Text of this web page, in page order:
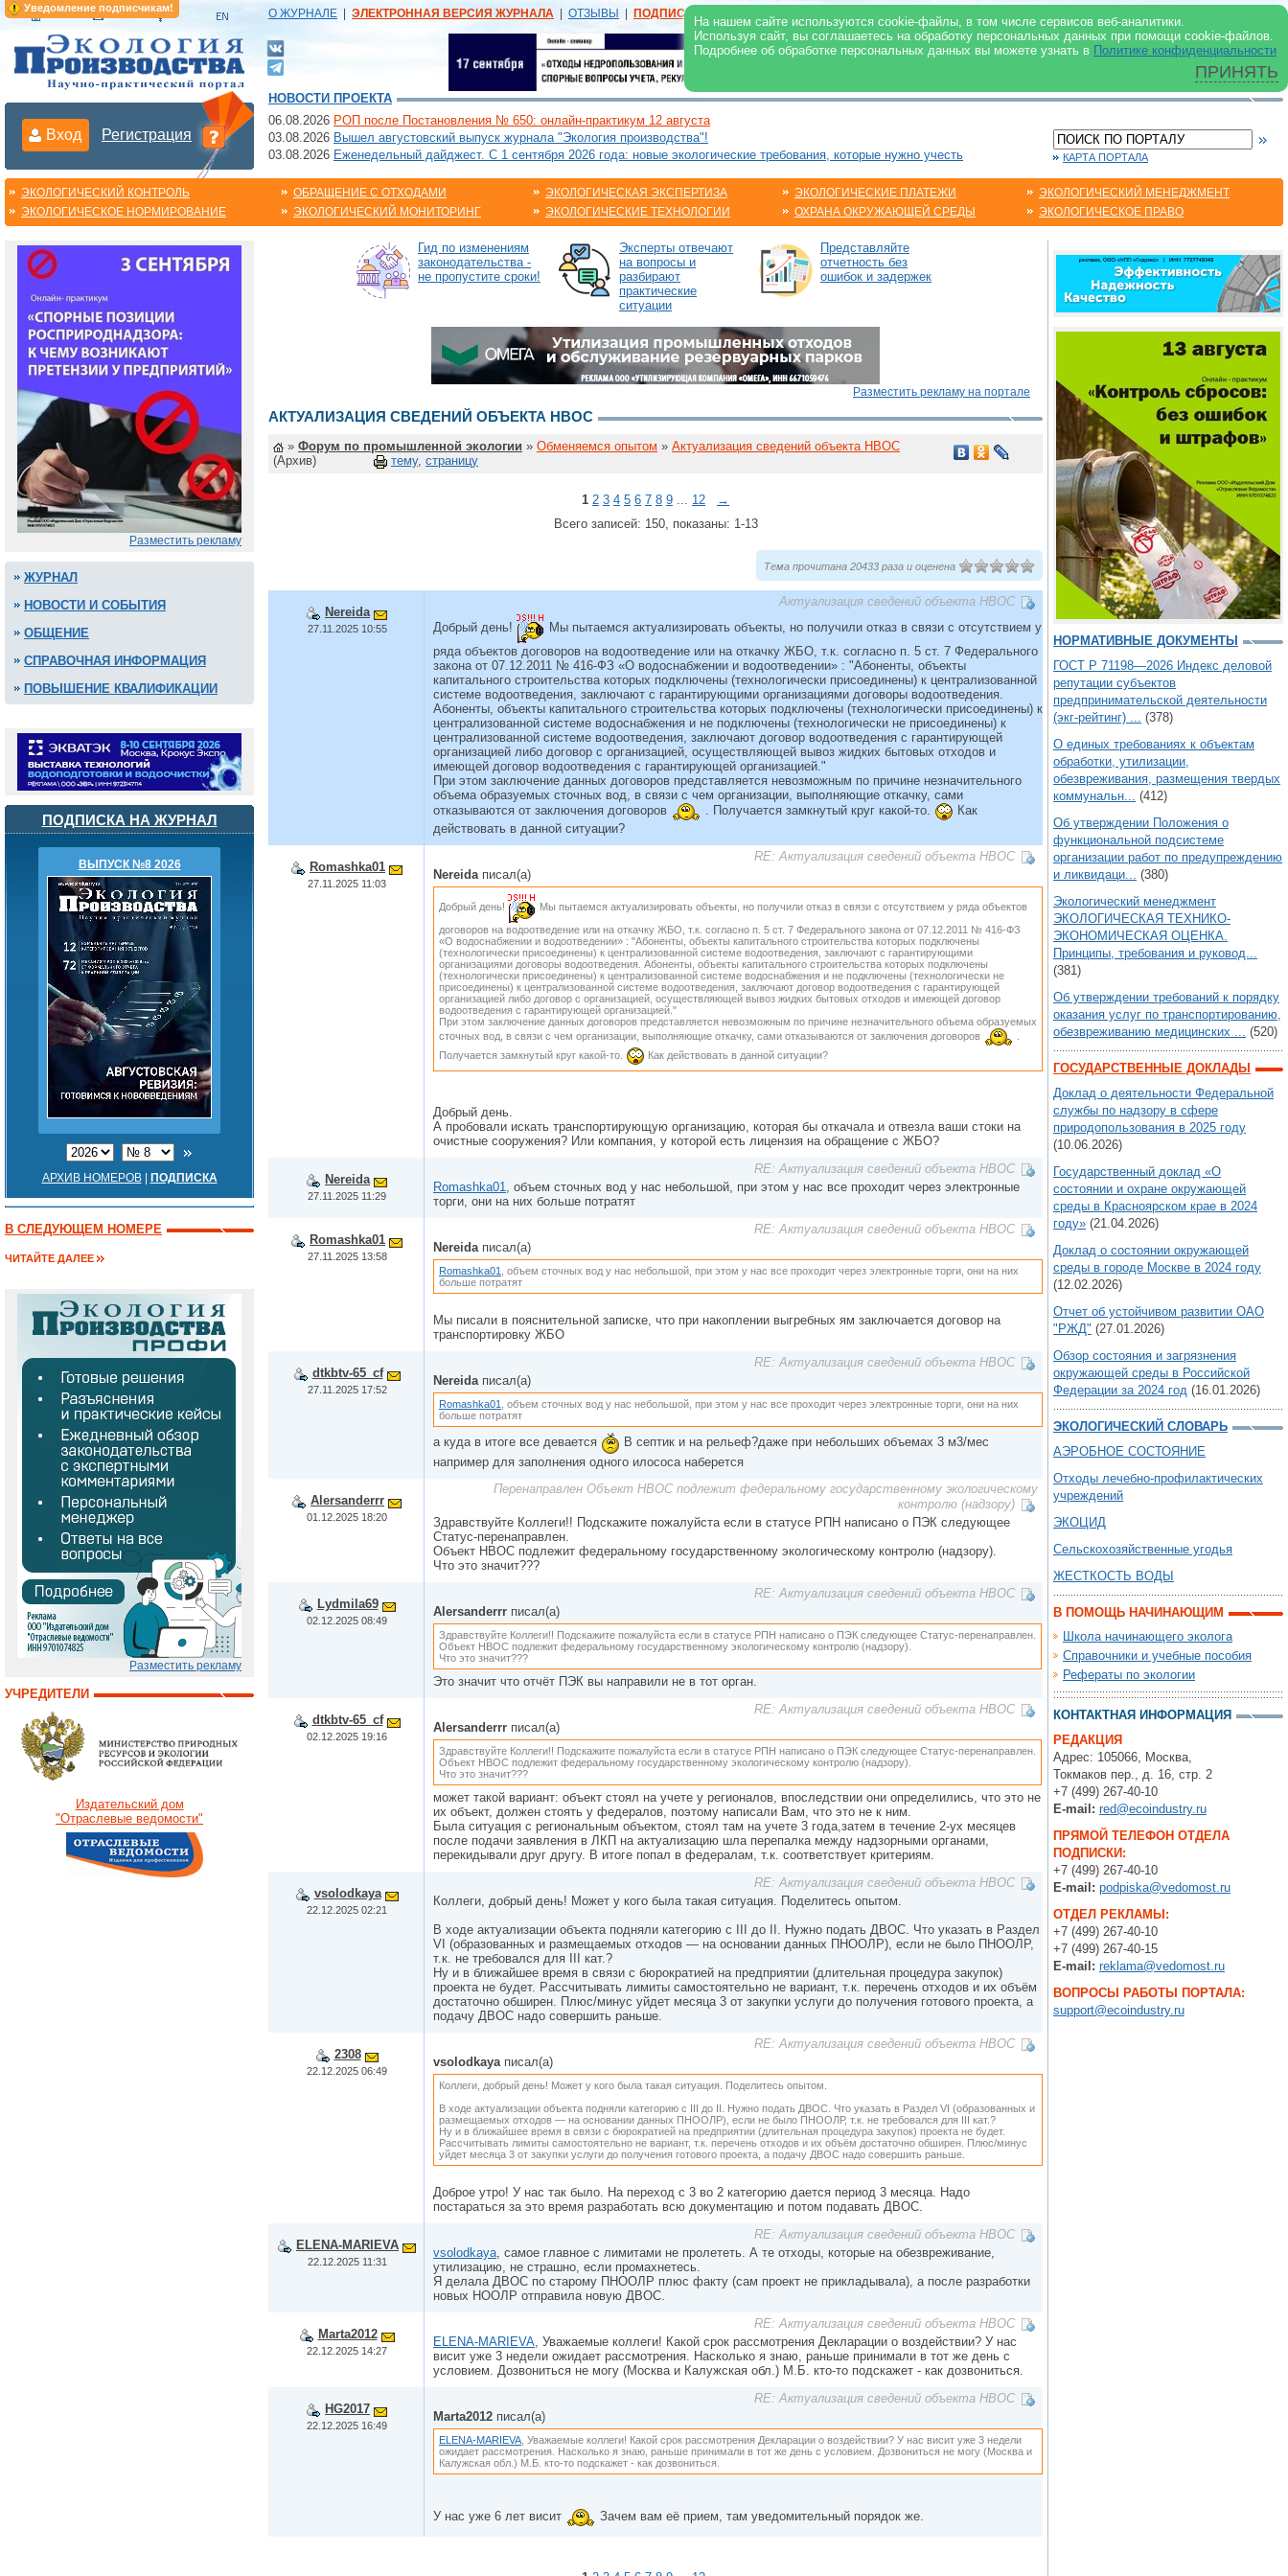
Уведомление подписчикам!
На нашем сайте используются cookie-файлы, в том числе сервисов веб-аналитики.
Используя сайт, вы соглашаетесь на обработку персональных данных при помощи cookie-файлов.
Подробнее об обработке персональных данных вы можете узнать в Политике конфиденциальности
ПРИНЯТЬ
О ЖУРНАЛЕ ЭЛЕКТРОННАЯ ВЕРСИЯ ЖУРНАЛА ОТЗЫВЫ ПОДПИСКА | В ЖУРНАЛЕ В ИНТЕРНЕТ
Вход Регистрация
НОВОСТИ ПРОЕКТА
06.08.2026 РОП после Постановления № 650: онлайн-практикум 12 августа
03.08.2026 Вышел августовский выпуск журнала "Экология производства"!
03.08.2026 Еженедельный дайджест. С 1 сентября 2026 года: новые экологические требования, которые нужно учесть КАРТА ПОРТАЛА
ЭКОЛОГИЧЕСКИЙ КОНТРОЛЬ
ЭКОЛОГИЧЕСКОЕ НОРМИРОВАНИЕ
ОБРАЩЕНИЕ С ОТХОДАМИ
ЭКОЛОГИЧЕСКИЙ МОНИТОРИНГ
ЭКОЛОГИЧЕСКАЯ ЭКСПЕРТИЗА
ЭКОЛОГИЧЕСКИЕ ТЕХНОЛОГИИ
ЭКОЛОГИЧЕСКИЕ ПЛАТЕЖИ
ОХРАНА ОКРУЖАЮЩЕЙ СРЕДЫ
ЭКОЛОГИЧЕСКИЙ МЕНЕДЖМЕНТ
ЭКОЛОГИЧЕСКОЕ ПРАВО
Разместить рекламу
ЖУРНАЛ
НОВОСТИ И СОБЫТИЯ
ОБЩЕНИЕ
СПРАВОЧНАЯ ИНФОРМАЦИЯ
ПОВЫШЕНИЕ КВАЛИФИКАЦИИ
ПОДПИСКА НА ЖУРНАЛ
ВЫПУСК №8 2026
АРХИВ НОМЕРОВ| ПОДПИСКА
В СЛЕДУЮЩЕМ НОМЕРЕ
ЧИТАЙТЕ ДАЛЕЕ
Разместить рекламу
УЧРЕДИТЕЛИ
Издательский дом
"Отраслевые ведомости"
Гид по изменениям
законодательства -
не пропустите сроки!
Эксперты отвечают
на вопросы и
разбирают
практические
ситуации
Представляйте
отчетность без
ошибок и задержек
Разместить рекламу на портале
АКТУАЛИЗАЦИЯ СВЕДЕНИЙ ОБЪЕКТА НВОС
» Форум по промышленной экологии » Обменяемся опытом » Актуализация сведений объекта НВОС
(Архив)
тему, страницу
1 2 3 4 5 6 7 8 9 ... 12
→
Всего записей: 150, показаны: 1-13
Тема прочитана 20433 раза и оценена
Nereida
27.11.2025 10:55
Актуализация сведений объекта НВОС
Добрый день!
Мы пытаемся актуализировать объекты, но получили отказ в связи с отсутствием у
ряда объектов договоров на водоотведение или на откачку ЖБО, т.к. согласно п. 5 ст. 7 Федерального
закона от 07.12.2011 № 416-ФЗ «О водоснабжении и водоотведении» : "Абоненты, объекты
капитального строительства которых подключены (технологически присоединены) к централизованной
системе водоотведения, заключают с гарантирующими организациями договоры водоотведения.
Абоненты, объекты капитального строительства которых подключены (технологически присоединены) к
централизованной системе водоснабжения и не подключены (технологически не присоединены) к
централизованной системе водоотведения, заключают договор водоотведения с гарантирующей
организацией либо договор с организацией, осуществляющей вывоз жидких бытовых отходов и
имеющей договор водоотведения с гарантирующей организацией."
При этом заключение данных договоров представляется невозможным по причине незначительного
объема образуемых сточных вод, в связи с чем организации, выполняющие откачку, сами
отказываются от заключения договоров
. Получается замкнутый круг какой-то.
Как
действовать в данной ситуации?
Romashka01
27.11.2025 11:03
RE: Актуализация сведений объекта НВОС
Nereidaписал(а)
Добрый день!
Мы пытаемся актуализировать объекты, но получили отказ в связи с отсутствием у ряда объектов
договоров на водоотведение или на откачку ЖБО, т.к. согласно п. 5 ст. 7 Федерального закона от 07.12.2011 № 416-ФЗ
«О водоснабжении и водоотведении» : "Абоненты, объекты капитального строительства которых подключены
(технологически присоединены) к централизованной системе водоотведения, заключают с гарантирующими
организациями договоры водоотведения. Абоненты, объекты капитального строительства которых подключены
(технологически присоединены) к централизованной системе водоснабжения и не подключены (технологически не
присоединены) к централизованной системе водоотведения, заключают договор водоотведения с гарантирующей
организацией либо договор с организацией, осуществляющей вывоз жидких бытовых отходов и имеющей договор
водоотведения с гарантирующей организацией."
При этом заключение данных договоров представляется невозможным по причине незначительного объема образуемых
сточных вод, в связи с чем организации, выполняющие откачку, сами отказываются от заключения договоров
Получается замкнутый круг какой-то.
Как действовать в данной ситуации?
Добрый день.
А пробовали искать транспортирующую организацию, которая бы откачала и отвезла ваши стоки на
очистные сооружения? Или компания, у которой есть лицензия на обращение с ЖБО?
Nereida
27.11.2025 11:29
RE: Актуализация сведений объекта НВОС
Romashka01, объем сточных вод у нас небольшой, при этом у нас все проходит через электронные
торги, они на них больше потратят
Romashka01
27.11.2025 13:58
RE: Актуализация сведений объекта НВОС
Nereidaписал(а)
Romashka01
, объем сточных вод у нас небольшой, при этом у нас все проходит через электронные торги, они на них
больше потратят
Мы писали в пояснительной записке, что при накоплении выгребных ям заключается договор на
транспортировку ЖБО
dtkbtv-65_cf
27.11.2025 17:52
RE: Актуализация сведений объекта НВОС
Nereidaписал(а)
Romashka01
, объем сточных вод у нас небольшой, при этом у нас все проходит через электронные торги, они на них
больше потратят
а куда в итоге все девается
В септик и на рельеф?даже при небольших объемах 3 м3/мес
например для заполнения одного илососа наберется
Alersanderrr
01.12.2025 18:20
Перенаправлен Объект НВОС подлежит федеральному государственному экологическому
контролю (надзору)
Здравствуйте Коллеги!! Подскажите пожалуйста если в статусе РПН написано о ПЭК следующее
Статус-перенаправлен.
Объект НВОС подлежит федеральному государственному экологическому контролю (надзору).
Что это значит???
Lydmila69
02.12.2025 08:49
RE: Актуализация сведений объекта НВОС
Alersanderrr писал(а)
Здравствуйте Коллеги!! Подскажите пожалуйста если в статусе РПН написано о ПЭК следующее Статус-перенаправлен.
Объект НВОС подлежит федеральному государственному экологическому контролю (надзору).
Что это значит???
Это значит что отчёт ПЭК вы направили не в тот орган.
dtkbtv-65_cf
02.12.2025 19:16
RE: Актуализация сведений объекта НВОС
Alersanderrr писал(а)
Здравствуйте Коллеги!! Подскажите пожалуйста если в статусе РПН написано о ПЭК следующее Статус-перенаправлен.
Объект НВОС подлежит федеральному государственному экологическому контролю (надзору).
Что это значит???
может такой вариант: объект стоял на учете у регионалов, впоследствии они определились, что это не
их объект, должен стоять у федералов, поэтому написали Вам, что это не к ним.
Была ситуация с региональным объектом, стоял там на учете 3 года,затем в течение 2-ух месяцев
после подачи заявления в ЛКП на актуализацию шла перепалка между надзорными органами,
перекидывали друг другу. В итоге попал в федералам, т.к. соответствует критериям.
vsolodkaya
22.12.2025 02:21
RE: Актуализация сведений объекта НВОС
Коллеги, добрый день! Может у кого была такая ситуация. Поделитесь опытом.
В ходе актуализации объекта подняли категорию с III до II. Нужно подать ДВОС. Что указать в Раздел
VI (образованных и размещаемых отходов — на основании данных ПНООЛР), если не было ПНООЛР,
т.к. не требовался для III кат.?
Ну и в ближайшее время в связи с бюрократией на предприятии (длительная процедура закупок)
проекта не будет. Рассчитывать лимиты самостоятельно не вариант, т.к. перечень отходов и их объём
достаточно обширен. Плюс/минус уйдет месяца 3 от закупки услуги до получения готового проекта, а
подачу ДВОС надо совершить раньше.
2308
22.12.2025 06:49
RE: Актуализация сведений объекта НВОС
vsolodkayaписал(а)
Коллеги, добрый день! Может у кого была такая ситуация. Поделитесь опытом.
В ходе актуализации объекта подняли категорию с III до II. Нужно подать ДВОС. Что указать в Раздел VI (образованных и
размещаемых отходов — на основании данных ПНООЛР), если не было ПНООЛР, т.к. не требовался для III кат.?
Ну и в ближайшее время в связи с бюрократией на предприятии (длительная процедура закупок) проекта не будет.
Рассчитывать лимиты самостоятельно не вариант, т.к. перечень отходов и их объём достаточно обширен. Плюс/минус
уйдет месяца 3 от закупки услуги до получения готового проекта, а подачу ДВОС надо совершить раньше.
Доброе утро! У нас так было. На переход с 3 во 2 категорию дается период 3 месяца. Надо
постараться за это время разработать всю документацию и потом подавать ДВОС.
ELENA-MARIEVA
22.12.2025 11:31
RE: Актуализация сведений объекта НВОС
vsolodkaya, самое главное с лимитами не пролететь. А те отходы, которые на обезвреживание,
утилизацию, не страшно, если промахнетесь.
Я делала ДВОС по старому ПНООЛР плюс факту (сам проект не прикладывала), а после разработки
новых НООЛР отправила новую ДВОС.
Marta2012
22.12.2025 14:27
RE: Актуализация сведений объекта НВОС
ELENA-MARIEVA, Уважаемые коллеги! Какой срок рассмотрения Декларации о воздействии? У нас
висит уже 3 недели ожидает рассмотрения. Насколько я знаю, раньше принимали в тот же день с
условием. Дозвониться не могу (Москва и Калужская обл.) М.Б. кто-то подскажет - как дозвониться.
HG2017
22.12.2025 16:49
RE: Актуализация сведений объекта НВОС
Marta2012 писал(а)
ELENA-MARIEVA , Уважаемые коллеги! Какой срок рассмотрения Декларации о воздействии? У нас висит уже 3 недели
ожидает рассмотрения. Насколько я знаю, раньше принимали в тот же день с условием. Дозвониться не могу (Москва и
Калужская обл.) М.Б. кто-то подскажет - как дозвониться.
У нас уже 6 лет висит Зачем вам её прием, там уведомительный порядок же.
НОРМАТИВНЫЕ ДОКУМЕНТЫ
ГОСТ Р 71198—2026 Индекс деловой
репутации субъектов
предпринимательской деятельности
(экг-рейтинг) ... (378)
О единых требованиях к объектам
обработки, утилизации,
обезвреживания, размещения твердых
коммунальн... (412)
Об утверждении Положения о
функциональной подсистеме
организации работ по предупреждению
и ликвидаци... (380)
Экологический менеджмент
ЭКОЛОГИЧЕСКАЯ ТЕХНИКО-
ЭКОНОМИЧЕСКАЯ ОЦЕНКА.
Принципы, требования и руковод...
(381)
Об утверждении требований к порядку
оказания услуг по транспортированию,
обезвреживанию медицинских ... (520)
ГОСУДАРСТВЕННЫЕ ДОКЛАДЫ
Доклад о деятельности Федеральной
службы по надзору в сфере
природопользования в 2025 году
(10.06.2026)
Государственный доклад «О
состоянии и охране окружающей
среды в Красноярском крае в 2024
году» (21.04.2026)
Доклад о состоянии окружающей
среды в городе Москве в 2024 году
(12.02.2026)
Отчет об устойчивом развитии ОАО
"РЖД" (27.01.2026)
Обзор состояния и загрязнения
окружающей среды в Российской
Федерации за 2024 год (16.01.2026)
ЭКОЛОГИЧЕСКИЙ СЛОВАРЬ
АЭРОБНОЕ СОСТОЯНИЕ
Отходы лечебно-профилактических
учреждений
ЭКОЦИД
Сельскохозяйственные угодья
ЖЕСТКОСТЬ ВОДЫ
В ПОМОЩЬ НАЧИНАЮЩИМ
Школа начинающего эколога
Справочники и учебные пособия
Рефераты по экологии
КОНТАКТНАЯ ИНФОРМАЦИЯ
РЕДАКЦИЯ
Адрес: 105066, Москва,
Токмаков пер., д. 16, стр. 2
+7 (499) 267-40-10
E-mail: red@ecoindustry.ru
ПРЯМОЙ ТЕЛЕФОН ОТДЕЛА
ПОДПИСКИ:
+7 (499) 267-40-10
E-mail: podpiska@vedomost.ru
ОТДЕЛ РЕКЛАМЫ:
+7 (499) 267-40-10
+7 (499) 267-40-15
E-mail: reklama@vedomost.ru
ВОПРОСЫ РАБОТЫ ПОРТАЛА:
support@ecoindustry.ru